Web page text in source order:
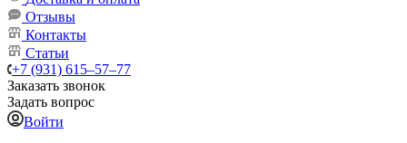
Отзывы
Контакты
Статьи
+7 (931) 615‒57‒77
Заказать звонок
Задать вопрос
Войти